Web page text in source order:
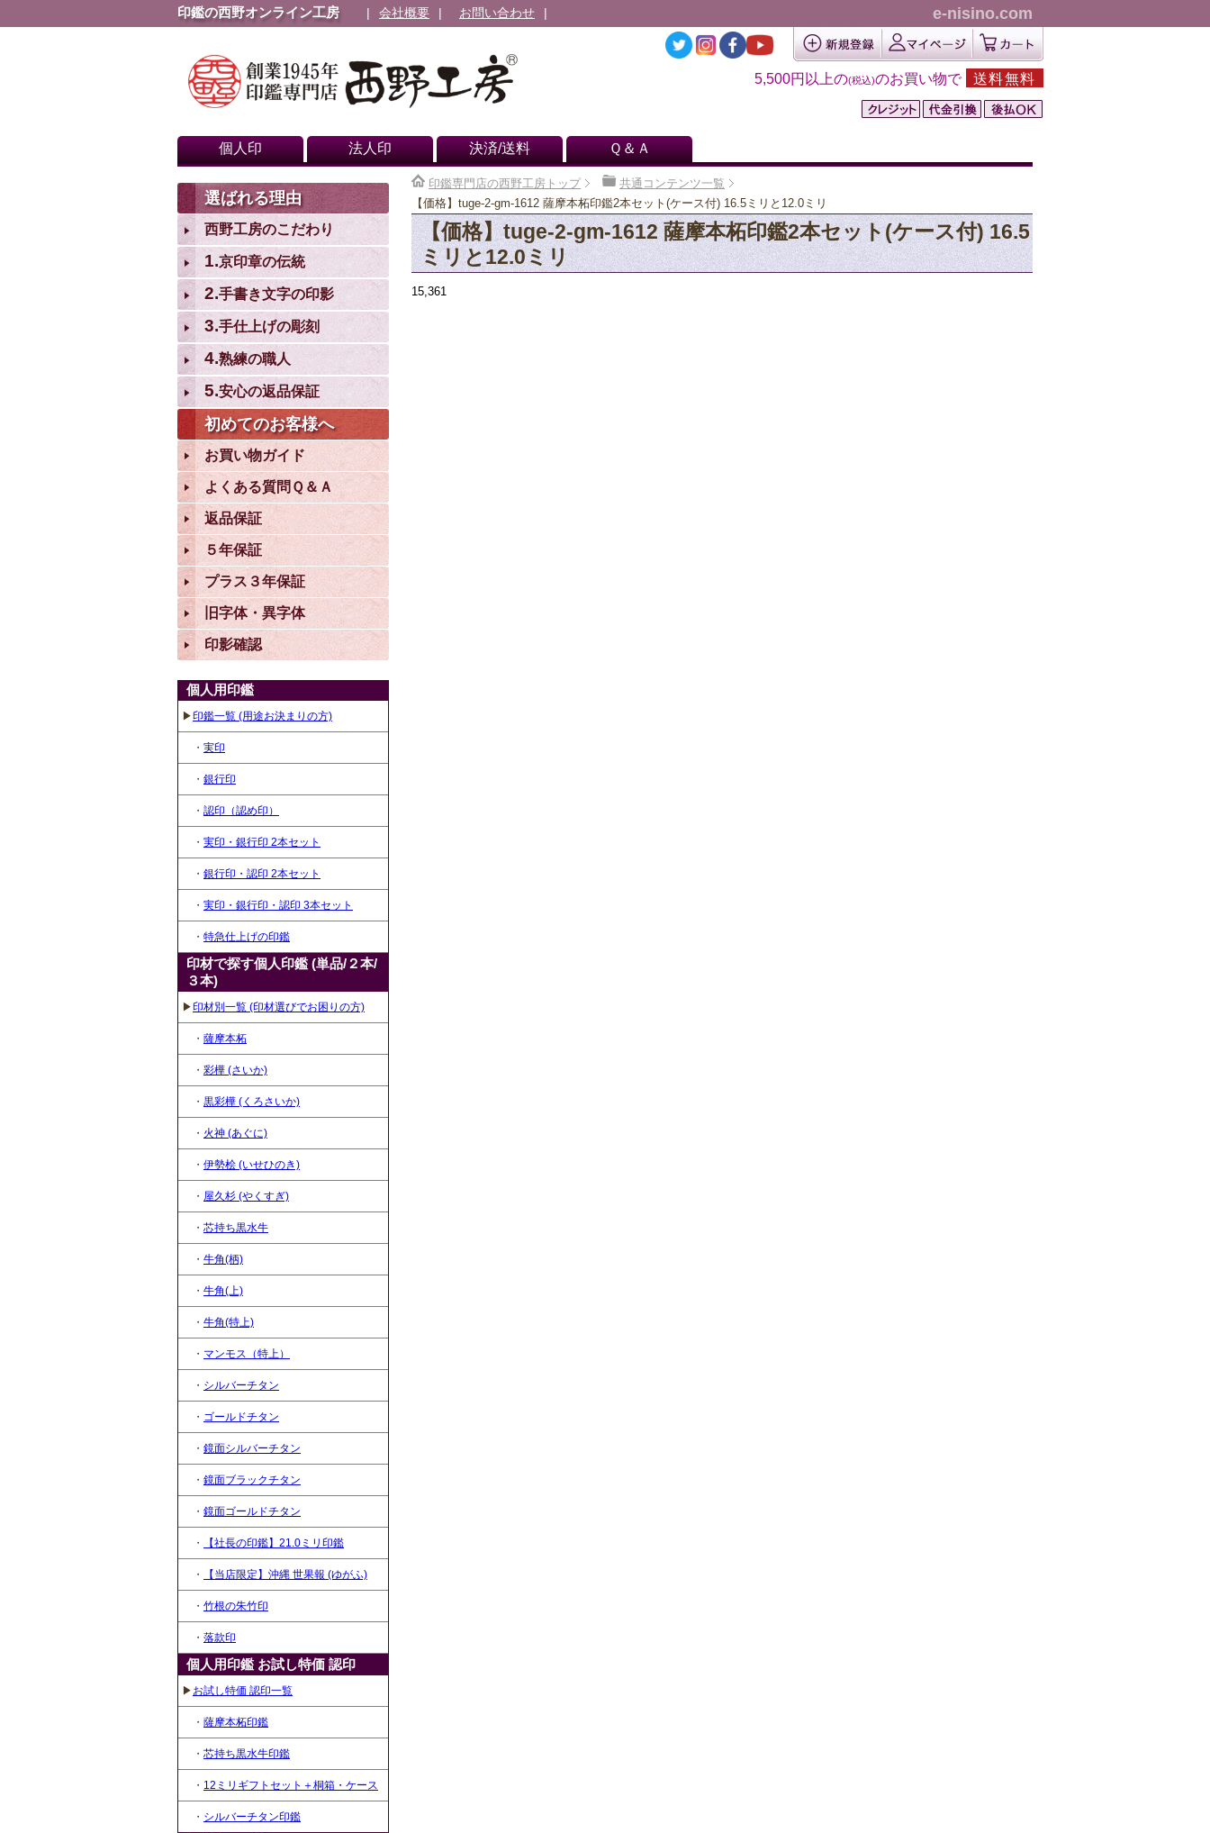
印鑑の西野オンライン工房 会社概要 お問い合わせ e-nisino.com
5,500円以上の(税込)のお買い物で 送料無料
個人印 法人印 決済/送料 Ｑ＆Ａ
選ばれる理由
西野工房のこだわり
1.京印章の伝統
2.手書き文字の印影
3.手仕上げの彫刻
4.熟練の職人
5.安心の返品保証
初めてのお客様へ
お買い物ガイド
よくある質問Ｑ＆Ａ
返品保証
５年保証
プラス３年保証
旧字体・異字体
印影確認
個人用印鑑
▶印鑑一覧 (用途お決まりの方)
・ 実印
・ 銀行印
・ 認印（認め印）
・ 実印・銀行印 2本セット
・ 銀行印・認印 2本セット
・ 実印・銀行印・認印 3本セット
・ 特急仕上げの印鑑
印材で探す個人印鑑 (単品/２本/
３本)
▶印材別一覧 (印材選びでお困りの方)
・ 薩摩本柘
・ 彩樺 (さいか)
・ 黒彩樺 (くろさいか)
・ 火神 (あぐに)
・ 伊勢桧 (いせひのき)
・ 屋久杉 (やくすぎ)
・ 芯持ち黒水牛
・ 牛角(柄)
・ 牛角(上)
・ 牛角(特上)
・ マンモス（特上）
・ シルバーチタン
・ ゴールドチタン
・ 鏡面シルバーチタン
・ 鏡面ブラックチタン
・ 鏡面ゴールドチタン
・ 【社長の印鑑】21.0ミリ印鑑
・ 【当店限定】沖縄 世果報 (ゆがふ)
・ 竹根の朱竹印
・ 落款印
個人用印鑑 お試し特価 認印
▶ お試し特価 認印一覧
・ 薩摩本柘印鑑
・ 芯持ち黒水牛印鑑
・ 12ミリギフトセット＋桐箱・ケース
・ シルバーチタン印鑑
印鑑専門店の西野工房トップ
共通コンテンツ一覧
【価格】tuge-2-gm-1612 薩摩本柘印鑑2本セット(ケース付) 16.5ミリと12.0ミリ
【価格】tuge-2-gm-1612 薩摩本柘印鑑2本セット(ケース付) 16.5
ミリと12.0ミリ
15,361